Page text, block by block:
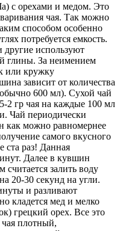
с орехами и медом. Это
чая. Так можно
способом особенно
потребуется емкость.
используют
глины. За неимением
или кружку
зависит от количества
600 мл). Сухой чай
2 гр чая на каждые 100 мл
Чай периодически
как можно равномернее
самого вкусного
ста раз! Данная
Далее в кувшин
залить воду
20-30 секунд на угли.
и разливают
кладется мед и мелко
грецкий орех. Все это
плотный,